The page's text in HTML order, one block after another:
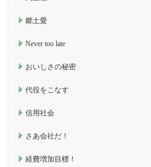
郷土愛
Never too late
おいしさの秘密
代役をこなす
信用社会
さあ会社だ！
経費増加目標！